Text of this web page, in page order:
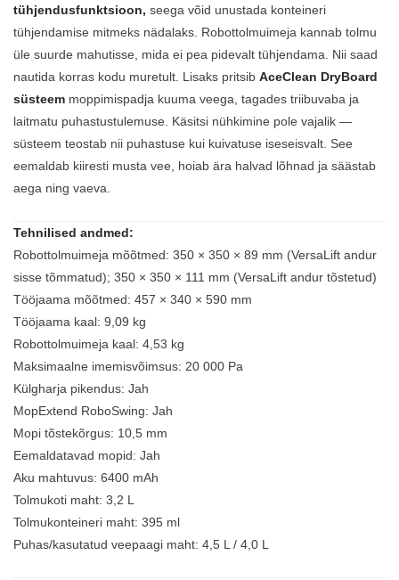
tühjendusfunktsioon, seega võid unustada konteineri
tühjendamise mitmeks nädalaks. Robottolmuimeja kannab tolmu
üle suurde mahutisse, mida ei pea pidevalt tühjendama. Nii saad
nautida korras kodu muretult. Lisaks pritsib AceClean DryBoard
süsteem moppimispadja kuuma veega, tagades triibuvaba ja
laitmatu puhastustulemuse. Käsitsi nühkimine pole vajalik —
süsteem teostab nii puhastuse kui kuivatuse iseseisvalt. See
eemaldab kiiresti musta vee, hoiab ära halvad lõhnad ja säästab
aega ning vaeva.
Tehnilised andmed:
Robottolmuimeja mõõtmed: 350 × 350 × 89 mm (VersaLift andur
sisse tõmmatud); 350 × 350 × 111 mm (VersaLift andur tõstetud)
Tööjaama mõõtmed: 457 × 340 × 590 mm
Tööjaama kaal: 9,09 kg
Robottolmuimeja kaal: 4,53 kg
Maksimaalne imemisvõimsus: 20 000 Pa
Külgharja pikendus: Jah
MopExtend RoboSwing: Jah
Mopi tõstekõrgus: 10,5 mm
Eemaldatavad mopid: Jah
Aku mahtuvus: 6400 mAh
Tolmukoti maht: 3,2 L
Tolmukonteineri maht: 395 ml
Puhas/kasutatud veepaagi maht: 4,5 L / 4,0 L